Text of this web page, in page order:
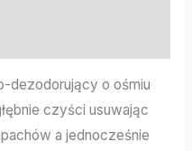
dezodorujący o ośmiu
czyści usuwając
a jednocześnie